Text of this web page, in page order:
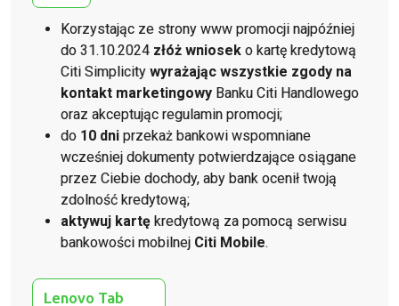
Korzystając ze strony www promocji najpóźniej
do 31.10.2024 złóż wniosek o kartę kredytową
Citi Simplicity wyrażając wszystkie zgody na
kontakt marketingowy Banku Citi Handlowego
oraz akceptując regulamin promocji;
do 10 dni przekaż bankowi wspomniane
wcześniej dokumenty potwierdzające osiągane
przez Ciebie dochody, aby bank ocenił twoją
zdolność kredytową;
aktywuj kartę kredytową za pomocą serwisu
bankowości mobilnej Citi Mobile.
Lenovo Tab